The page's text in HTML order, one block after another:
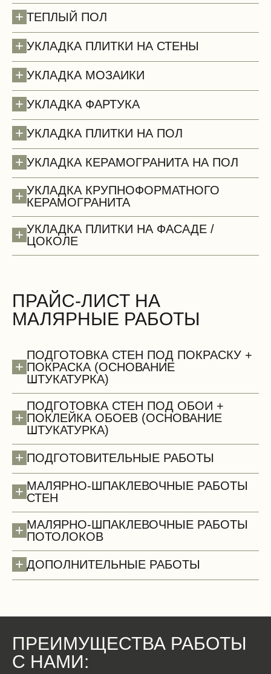
Двери
Потолки (демонтаж)
Сантехнические работы (демонтаж)
+ ТЕПЛЫЙ ПОЛ
+ УКЛАДКА ПЛИТКИ НА СТЕНЫ
+ УКЛАДКА МОЗАИКИ
+ УКЛАДКА ФАРТУКА
+ УКЛАДКА ПЛИТКИ НА ПОЛ
+ УКЛАДКА КЕРАМОГРАНИТА НА ПОЛ
+ УКЛАДКА КРУПНОФОРМАТНОГО
КЕРАМОГРАНИТА
+ УКЛАДКА ПЛИТКИ НА ФАСАДЕ /
ЦОКОЛЕ
ПРАЙС-ЛИСТ НА
МАЛЯРНЫЕ РАБОТЫ
+
ПОДГОТОВКА СТЕН ПОД ПОКРАСКУ +
ПОКРАСКА (ОСНОВАНИЕ
ШТУКАТУРКА)
+
ПОДГОТОВКА СТЕН ПОД ОБОИ +
ПОКЛЕЙКА ОБОЕВ (ОСНОВАНИЕ
ШТУКАТУРКА)
+ ПОДГОТОВИТЕЛЬНЫЕ РАБОТЫ
+ МАЛЯРНО-ШПАКЛЕВОЧНЫЕ РАБОТЫ
СТЕН
+ МАЛЯРНО-ШПАКЛЕВОЧНЫЕ РАБОТЫ
ПОТОЛОКОВ
+ ДОПОЛНИТЕЛЬНЫЕ РАБОТЫ
ПРЕИМУЩЕСТВА РАБОТЫ
С НАМИ: